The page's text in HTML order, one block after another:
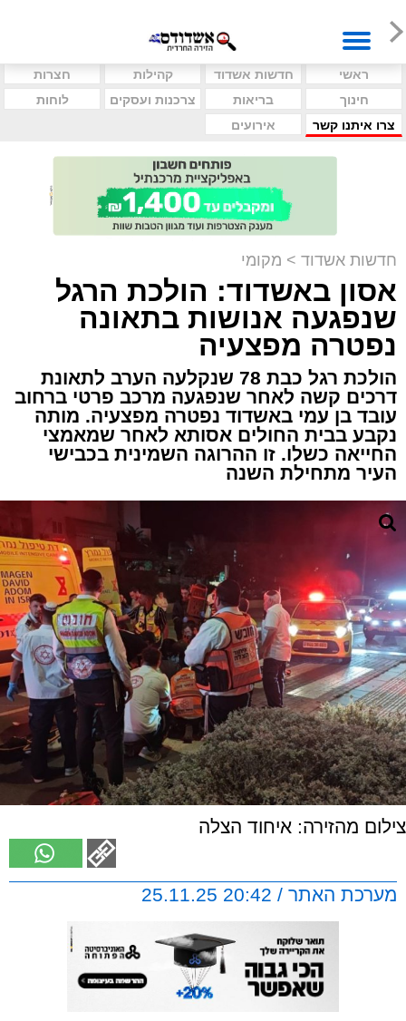
ראשי חדשות אשדוד קהילות
חצרות
חינוך
בריאות צרכנות ועסקים
לוחות
צרו איתנו קשר
אירועים
חדשות אשדוד > מקומי
אסון באשדוד: הולכת הרגל
שנפגעה אנושות בתאונה
נפטרה מפצעיה
הולכת רגל כבת 78 שנקלעה הערב לתאונת
דרכים קשה לאחר שנפגעה מרכב פרטי ברחוב
עובד בן עמי באשדוד נפטרה מפצעיה. מותה
נקבע בבית החולים אסותא לאחר שמאמצי
החייאה כשלו. זו ההרוגה השמינית בכבישי
העיר מתחילת השנה
צילום מהזירה: איחוד הצלה
מערכת האתר / 20:42 25.11.25